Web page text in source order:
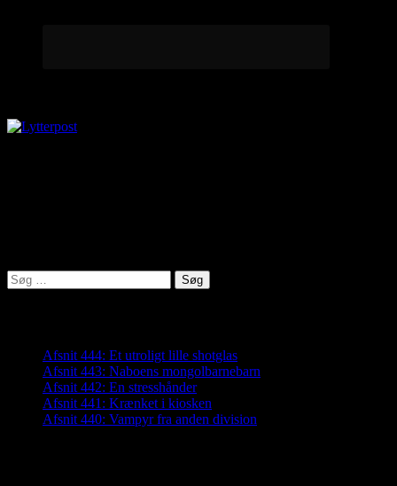
Søg
efter:
Afsnit 444: Et utroligt lille shotglas
Afsnit 443: Naboens mongolbarnebarn
Afsnit 442: En stresshånder
Afsnit 441: Krænket i kiosken
Afsnit 440: Vampyr fra anden division